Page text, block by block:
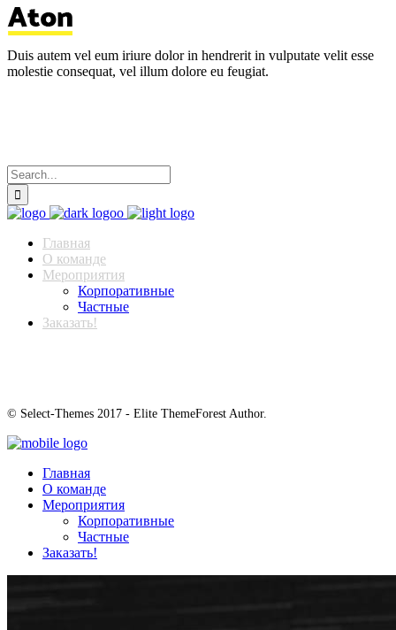
Duis autem vel eum iriure dolor in hendrerit in vulputate velit esse
molestie consequat, vel illum dolore eu feugiat.
Главная
О команде
Мероприятия
Корпоративные
Частные
Заказать!
© Select-Themes 2017 - Elite ThemeForest Author.
Главная
О команде
Мероприятия
Корпоративные
Частные
Заказать!